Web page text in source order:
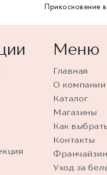
Прикосновение
Меню
Главная
О компании
Каталог
Магазины
Как выбрать
Контакты
Уход за